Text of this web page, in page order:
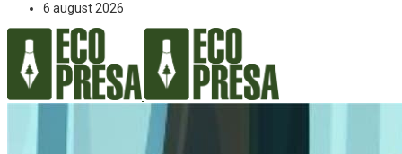
6 august 2026